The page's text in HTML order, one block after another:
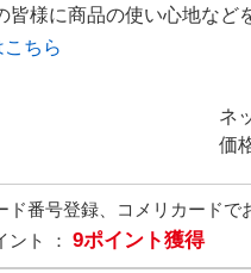
皆様に商品の使い心地など
ちら
ネ
価
ド番号登録、コメリカードで
ント ： 9ポイント獲得